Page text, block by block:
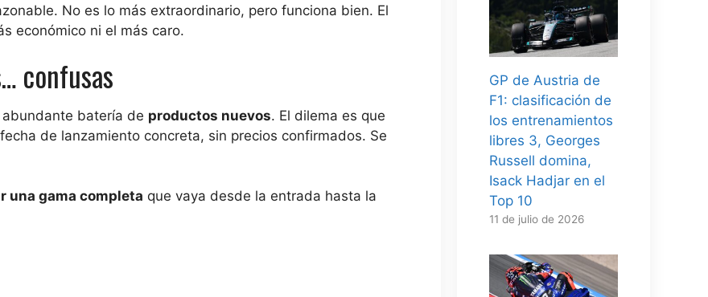
No es lo más extraordinario, pero funciona bien. El
económico ni el más caro.
confusas
batería de productos nuevos. El dilema es que
de lanzamiento concreta, sin precios confirmados. Se
una gama completa que vaya desde la entrada hasta la
GP de Austria de
F1: clasificación de
los entrenamientos
libres 3, Georges
Russell domina,
Isack Hadjar en el
Top 10
11 de julio de 2026